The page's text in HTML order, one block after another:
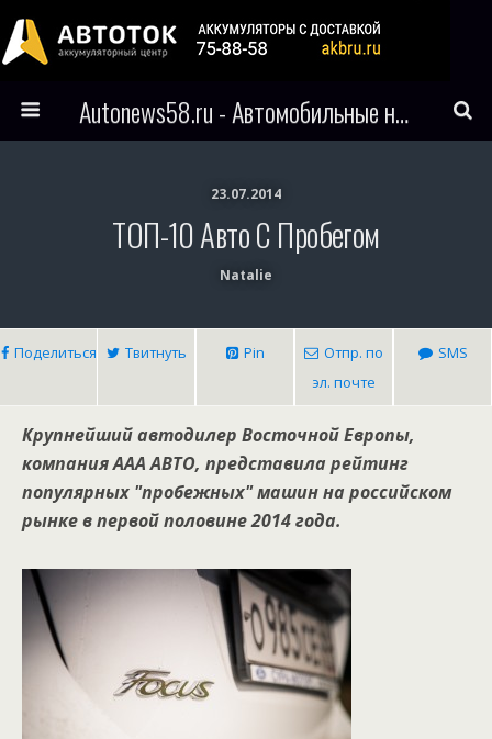
Autonews58.ru - Автомобильные новости Пензы и всего мира
23.07.2014
ТОП-10 Авто С Пробегом
Natalie
Поделиться Твитнуть Pin
Отпр. по
эл. почте
SMS
Крупнейший автодилер Восточной Европы,
компания ААА АВТО, представила рейтинг
популярных "пробежных" машин на российском
рынке в первой половине 2014 года.